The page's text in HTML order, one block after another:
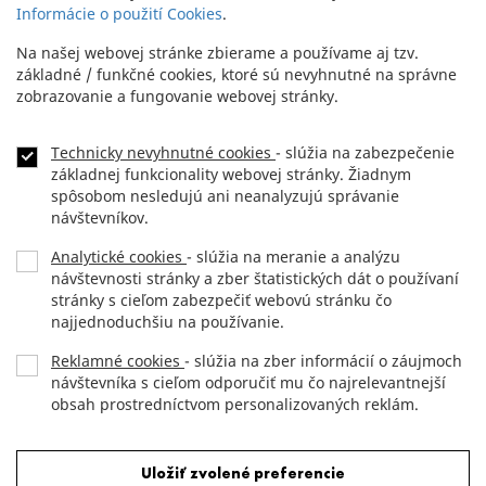
Footer
menu
NEWSLETTER
KONTAKT
DLHOPISY
OCHRANA OSOBNÝCH ÚDAJOV
Copyright (c) 2012 JTRE.
Informácie o použití Cookies.
Na našej webovej stránke zbierame a používame aj tzv.
základné / funkčné cookies, ktoré sú nevyhnutné na správne
zobrazovanie a fungovanie webovej stránky.
Technicky nevyhnutné cookies - slúžia na zabezpečenie
základnej funkcionality webovej stránky. Žiadnym
spôsobom nesledujú ani neanalyzujú správanie
návštevníkov.
Analytické cookies - slúžia na meranie a analýzu
návštevnosti stránky a zber štatistických dát o používaní
stránky s cieľom zabezpečiť webovú stránku čo
najjednoduchšiu na používanie.
Reklamné cookies - slúžia na zber informácií o záujmoch
návštevníka s cieľom odporučiť mu čo najrelevantnejší
obsah prostredníctvom personalizovaných reklám.
Uložiť zvolené preferencie
Odmietnuť všetky cookies